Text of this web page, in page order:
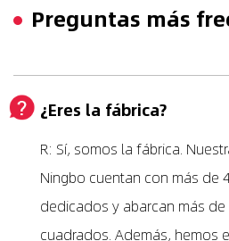
Preguntas más
¿Eres la fábrica?
R: Sí, somos la fábrica.
Ningbo cuentan con más de
dedicados y abarcan más
cuadrados. Además, hemos